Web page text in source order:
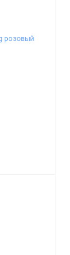
розовый